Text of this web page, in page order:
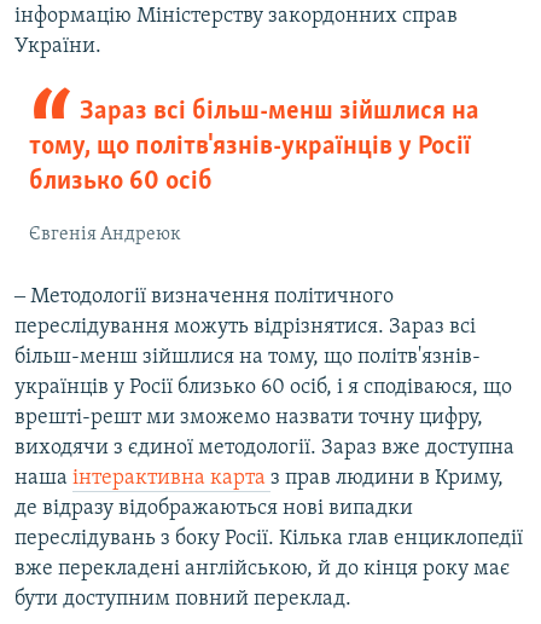
інформацію Міністерству закордонних справ
України.
Зараз всі більш-менш зійшлися на
тому, що політв'язнів-українців у Росії
близько 60 осіб
Євгенія Андреюк
‒ Методології визначення політичного
переслідування можуть відрізнятися. Зараз всі
більш-менш зійшлися на тому, що політв'язнів-
українців у Росії близько 60 осіб, і я сподіваюся, що
врешті-решт ми зможемо назвати точну цифру,
виходячи з єдиної методології. Зараз вже доступна
наша інтерактивна карта з прав людини в Криму,
де відразу відображаються нові випадки
переслідувань з боку Росії. Кілька глав енциклопедії
вже перекладені англійською, й до кінця року має
бути доступним повний переклад.